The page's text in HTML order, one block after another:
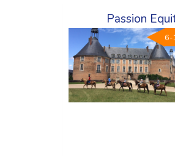
Passion
6-